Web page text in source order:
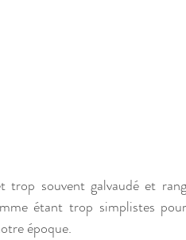
trop souvent galvaudé et
étant trop simplistes
époque.